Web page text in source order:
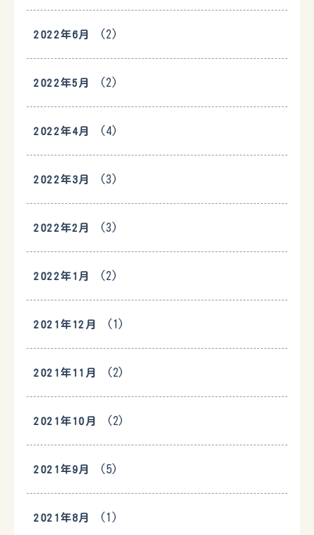
2022年6月 (2)
2022年5月 (2)
2022年4月 (4)
2022年3月 (3)
2022年2月 (3)
2022年1月 (2)
2021年12月 (1)
2021年11月 (2)
2021年10月 (2)
2021年9月 (5)
2021年8月 (1)